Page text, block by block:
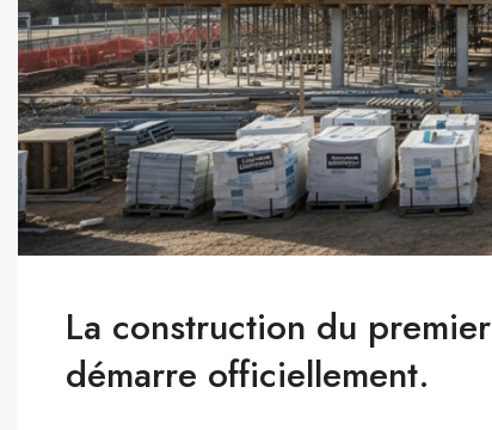
La construction du
démarre officiellement.